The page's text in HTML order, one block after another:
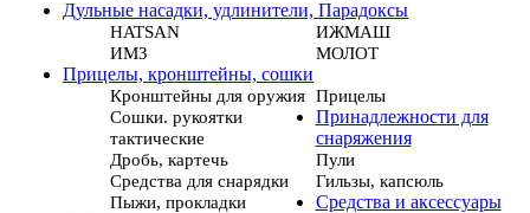
Дульные насадки, удлинители, Парадоксы
HATSAN
ИЖМАШ
ИМЗ
МОЛОТ
Прицелы, кронштейны, сошки
Кронштейны для оружия Прицелы
Сошки. рукоятки
тактические
Принадлежности для
снаряжения
Дробь, картечь
Пули
Средства для снарядки
Гильзы, капсюль
Пыжи, прокладки
Средства и аксессуары